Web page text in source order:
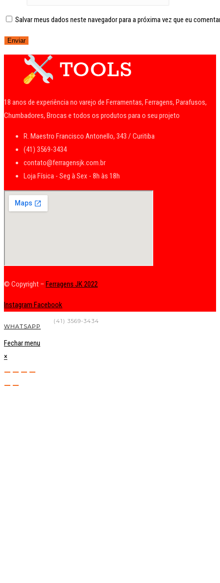
Salvar meus dados neste navegador para a próxima vez que eu
18 anos de experiência no varejo de Ferramentas, Ferragens, Parafusos,
Chumbadores, Brocas e todos os produtos para o seu projeto
R. Maestro Francisco Antonello, 343 / Curitiba
(41) 3569-3434
contato@ferragensjk.com.br
Loja Física - Seg à Sex - 8h às 18h
© Copyright – Ferragens JK 2022
Instagram Facebook
(41) 3569-3434
WHATSAPP
Fechar menu
×